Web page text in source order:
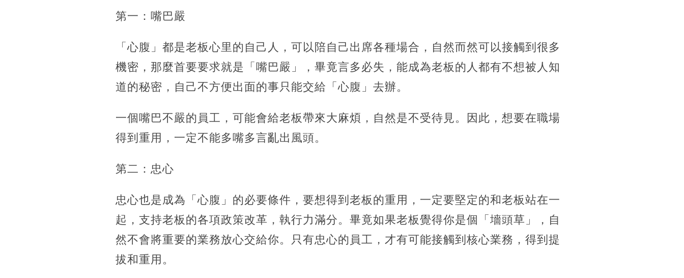
第一：嘴巴嚴
「心腹」都是老板心里的自己人，可以陪自己出席各種場合，自然而然可以接觸到很多
機密，那麼首要要求就是「嘴巴嚴」，畢竟言多必失，能成為老板的人都有不想被人知
道的秘密，自己不方便出面的事只能交給「心腹」去辦。
一個嘴巴不嚴的員工，可能會給老板帶來大麻煩，自然是不受待見。因此，想要在職場
得到重用，一定不能多嘴多言亂出風頭。
第二：忠心
忠心也是成為「心腹」的必要條件，要想得到老板的重用，一定要堅定的和老板站在一
起，支持老板的各項政策改革，執行力滿分。畢竟如果老板覺得你是個「墻頭草」，自
然不會將重要的業務放心交給你。只有忠心的員工，才有可能接觸到核心業務，得到提
拔和重用。